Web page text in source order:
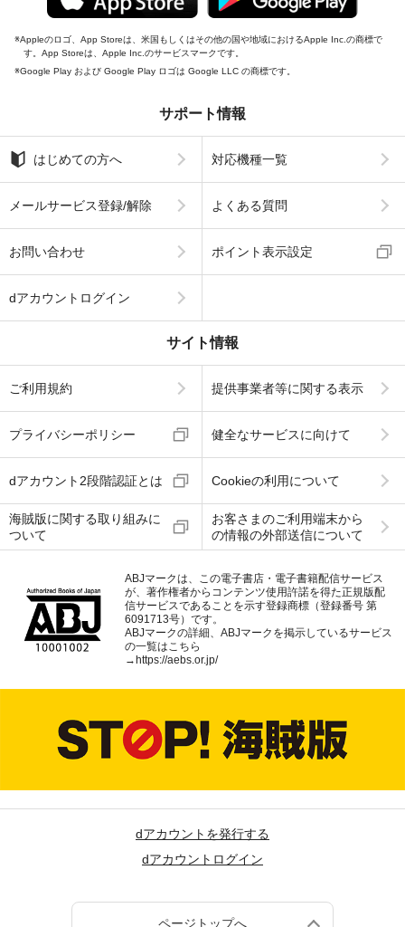
Appleのロゴ、App Storeは、米国もしくはその他の国や地域におけるApple Inc.の商標で
す。App Storeは、Apple Inc.のサービスマークです。
Google Play および Google Play ロゴは Google LLC の商標です。
サポート情報
はじめての方へ 対応機種一覧
メールサービス登録/解除 よくある質問
お問い合わせ ポイント表示設定
dアカウントログイン
サイト情報
ご利用規約 提供事業者等に関する表示
プライバシーポリシー 健全なサービスに向けて
dアカウント2段階認証とは Cookieの利用について
海賊版に関する取り組みに
ついて
お客さまのご利用端末から
の情報の外部送信について
ABJマークは、この電子書店・電子書籍配信サービス
が、著作権者からコンテンツ使用許諾を得た正規版配
信サービスであることを示す登録商標（登録番号 第
6091713号）です。
ABJマークの詳細、ABJマークを掲示しているサービス
の一覧はこちら
→ https://aebs.or.jp/
dアカウントを発行する
dアカウントログイン
ページトップへ